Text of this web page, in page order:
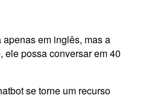
em inglês, mas a
ele possa conversar em 40
se torne um recurso